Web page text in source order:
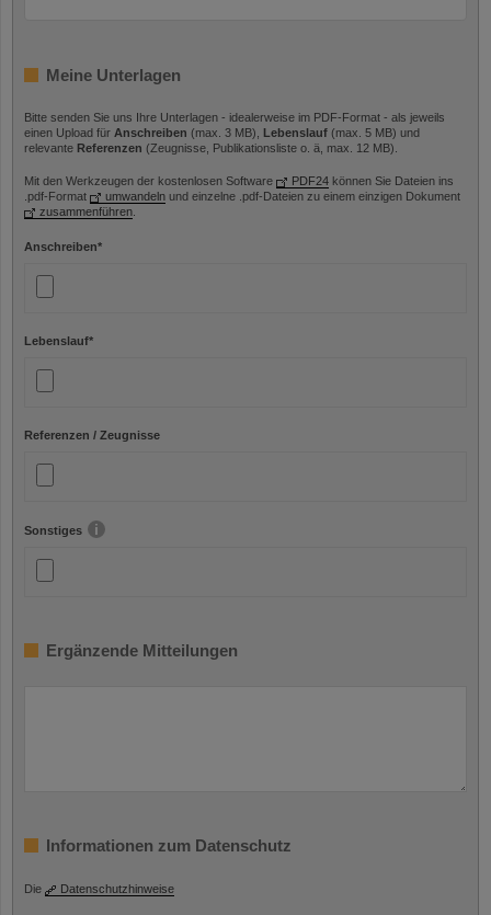
Meine Unterlagen
Bitte senden Sie uns Ihre Unterlagen - idealerweise im PDF-Format - als jeweils
einen Upload für Anschreiben (max. 3 MB), Lebenslauf (max. 5 MB) und
relevante Referenzen (Zeugnisse, Publikationsliste o. ä, max. 12 MB).
Mit den Werkzeugen der kostenlosen Software PDF24 können Sie Dateien ins
.pdf-Format
umwandeln und einzelne .pdf-Dateien zu einem einzigen Dokument
zusammenführen
Anschreiben*
Lebenslauf*
Referenzen / Zeugnisse
Sonstiges
Ergänzende Mitteilungen
Informationen zum Datenschutz
Die Datenschutzhinweise